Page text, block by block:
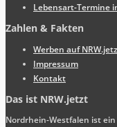
Lebensart-Termine
Zahlen & Fakten
Werben auf
Impressum
Kontakt
Das ist NRW.jetzt
Nordrhein-Westfalen ist